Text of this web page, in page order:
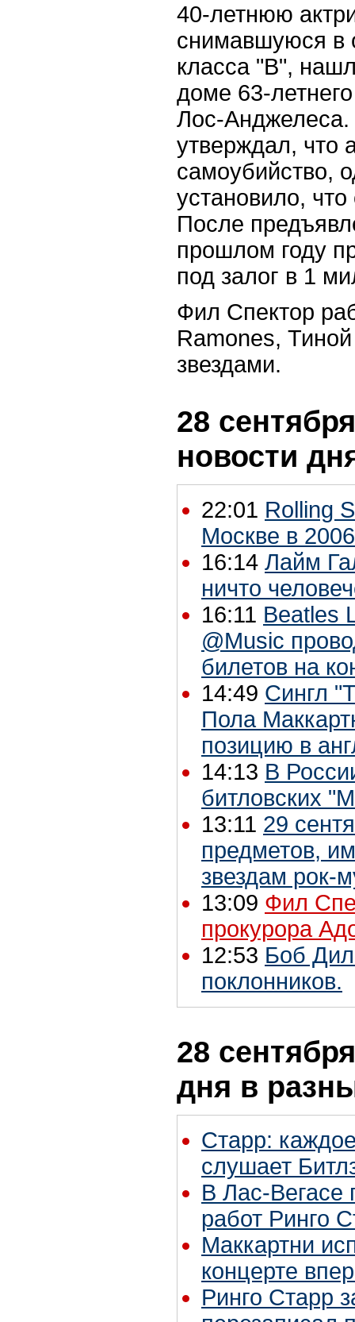
40-летнюю
снимавшуюся в
класса "B",
доме 63-
Лос-
утверждал, что
самоубийство,
установило,
После
прошлом году
под залог в 1
Фил Спектор
Ramones,
звездами.
28
новости
22:01 Rolling
Москве в
16:14 Лайм
ничто
16:11 Beatles
@Music
билетов на
14:49 Сингл
Пола
позицию в
14:13 В
битловских
13:11 29
предметов,
звездам рок-
13:09 Фил
прокурора
12:53 Боб
поклонников.
28
дня в
Старр:
слушает
В Лас-Вегасе
работ Ринго
Маккартни
концерте
Ринго Старр